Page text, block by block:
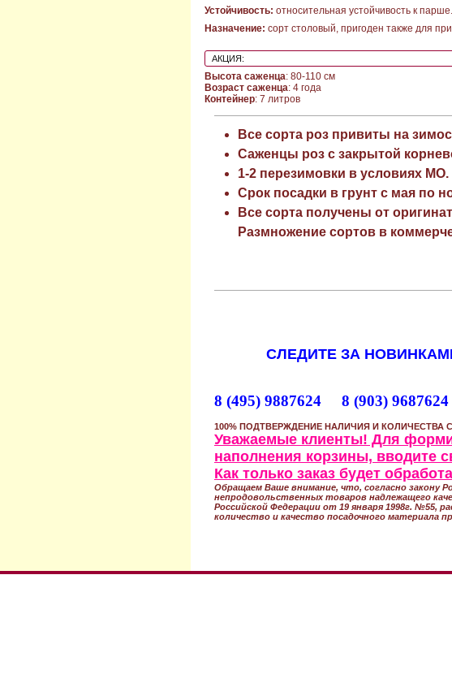
Устойчивость: относительная устойчивость к парше.
Назначение: сорт столовый, пригоден также для
АКЦИЯ:
Высота саженца: 80-110 см
Возраст саженца: 4 года
Контейнер: 7 литров
Все сорта роз привиты на
Саженцы роз с закрытой
1-2 перезимовки в условиях МО.
Срок посадки в грунт с мая по
Все сорта получены от
Размножение сортов в
СЛЕДИТЕ ЗА
8 (495) 9887624 8 (903) 9687624
100% ПОДТВЕРЖДЕНИЕ НАЛИЧИЯ И
Уважаемые клиенты! Для
наполнения корзины, вводите
Как только заказ будет
Обращаем Ваше внимание, что, согласно закону
непродовольственных товаров надлежащего
Российской Федерации от 19 января 1998г. №55,
количество и качество посадочного материала